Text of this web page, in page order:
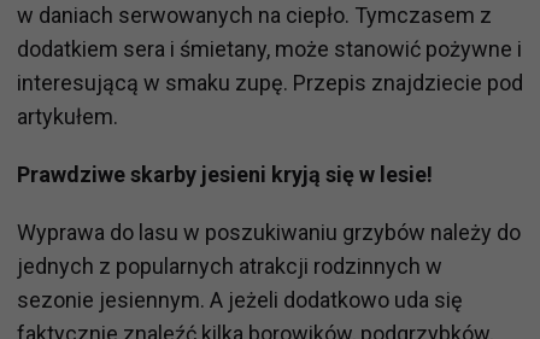
w daniach serwowanych na ciepło. Tymczasem z
dodatkiem sera i śmietany, może stanowić pożywne i
interesującą w smaku zupę. Przepis znajdziecie pod
artykułem.
Prawdziwe skarby jesieni kryją się w lesie!
Wyprawa do lasu w poszukiwaniu grzybów należy do
jednych z popularnych atrakcji rodzinnych w
sezonie jesiennym. A jeżeli dodatkowo uda się
faktycznie znaleźć kilka borowików, podgrzybków,